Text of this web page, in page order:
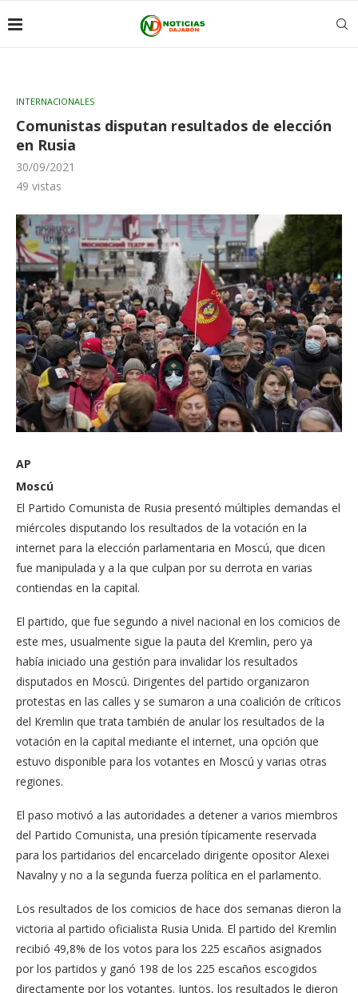
INTERNACIONALES
Comunistas disputan resultados de elección
en Rusia
30/09/2021
49 vistas
AP
Moscú
El Partido Comunista de Rusia presentó múltiples demandas el
miércoles disputando los resultados de la votación en la
internet para la elección parlamentaria en Moscú, que dicen
fue manipulada y a la que culpan por su derrota en varias
contiendas en la capital.
El partido, que fue segundo a nivel nacional en los comicios de
este mes, usualmente sigue la pauta del Kremlin, pero ya
había iniciado una gestión para invalidar los resultados
disputados en Moscú. Dirigentes del partido organizaron
protestas en las calles y se sumaron a una coalición de críticos
del Kremlin que trata también de anular los resultados de la
votación en la capital mediante el internet, una opción que
estuvo disponible para los votantes en Moscú y varias otras
regiones.
El paso motivó a las autoridades a detener a varios miembros
del Partido Comunista, una presión típicamente reservada
para los partidarios del encarcelado dirigente opositor Alexei
Navalny y no a la segunda fuerza política en el parlamento.
Los resultados de los comicios de hace dos semanas dieron la
victoria al partido oficialista Rusia Unida. El partido del Kremlin
recibió 49,8% de los votos para los 225 escaños asignados
por los partidos y ganó 198 de los 225 escaños escogidos
directamente por los votantes. Juntos, los resultados le dieron